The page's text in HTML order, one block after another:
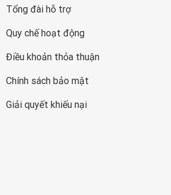
Tổng đài hỗ trợ
Quy chế hoạt động
Điều khoản thỏa thuận
Chính sách bảo mật
Giải quyết khiếu nại